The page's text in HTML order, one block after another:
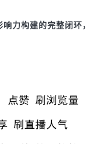
力构建的完整闭环，